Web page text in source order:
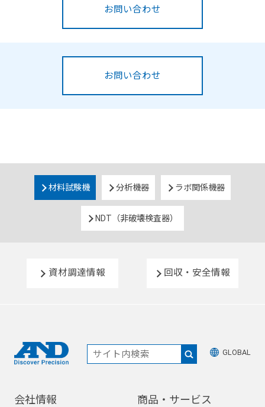
お問い合わせ
お問い合わせ
材料試験機 分析機器 ラボ関係機器
NDT（非破壊検査器）
資材調達情報 回収・安全情報
GLOBAL
会社情報 商品・サービス